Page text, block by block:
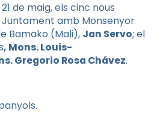
de maig, els cinc nous
Juntament amb Monsenyor
Bamako (Mali), Jan Servo; el
, Mons. Louis-
Gregorio Rosa Chávez.